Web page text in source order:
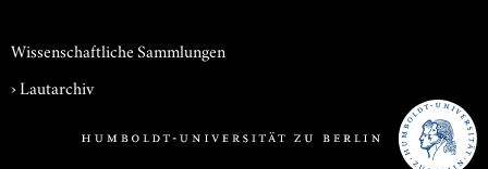
Wissenschaftliche Sammlungen
›Lautarchiv